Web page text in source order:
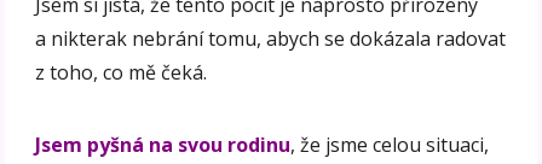
a nikterak nebrání tomu, abych se dokázala radovat
z toho, co mě čeká.
Jsem pyšná na svou rodinu, že jsme celou situaci,